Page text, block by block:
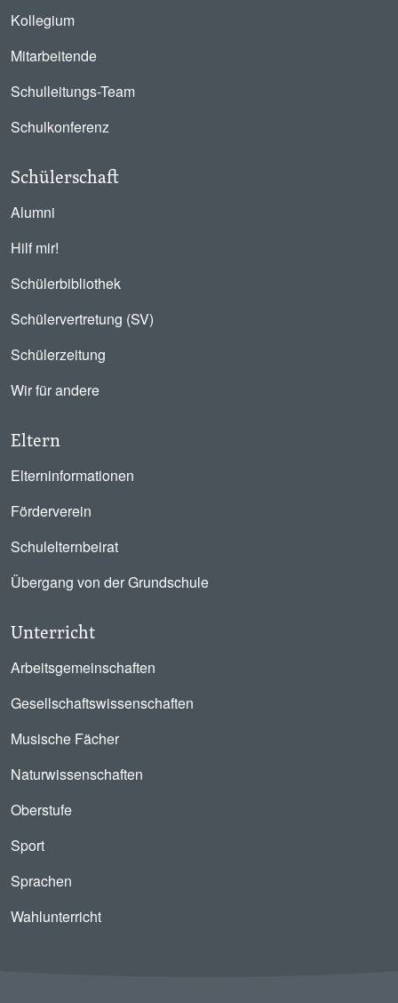
Kollegium
Mitarbeitende
Schulleitungs-Team
Schulkonferenz
Schülerschaft
Alumni
Hilf mir!
Schülerbibliothek
Schülervertretung (SV)
Schülerzeitung
Wir für andere
Eltern
Elterninformationen
Förderverein
Schulelternbeirat
Übergang von der Grundschule
Unterricht
Arbeitsgemeinschaften
Gesellschaftswissenschaften
Musische Fächer
Naturwissenschaften
Oberstufe
Sport
Sprachen
Wahlunterricht